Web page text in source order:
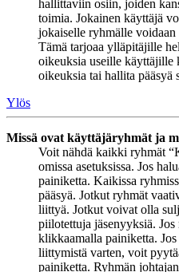
hallittaviin osiin, joiden
toimia. Jokainen käyttäjä
jokaiselle ryhmälle
Tämä tarjoaa ylläpitäjille
oikeuksia useille käyttäjille
oikeuksia tai hallita pääsyä
Ylös
Missä ovat käyttäjäryhmät ja
Voit nähdä kaikki ryhmät
omissa asetuksissa. Jos
painiketta. Kaikissa
pääsyä. Jotkut ryhmät
liittyä. Jotkut voivat olla
piilotettuja jäsenyyksiä.
klikkaamalla painiketta.
liittymistä varten, voit
painiketta. Ryhmän